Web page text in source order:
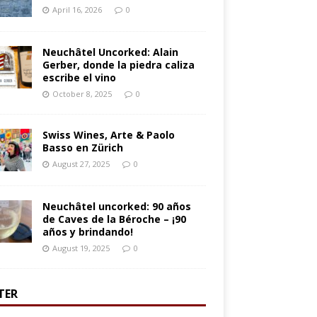
April 16, 2026 0
Neuchâtel Uncorked: Alain
Gerber, donde la piedra caliza
escribe el vino
October 8, 2025 0
Swiss Wines, Arte & Paolo
Basso en Zürich
August 27, 2025 0
Neuchâtel uncorked: 90 años
de Caves de la Béroche – ¡90
años y brindando!
August 19, 2025 0